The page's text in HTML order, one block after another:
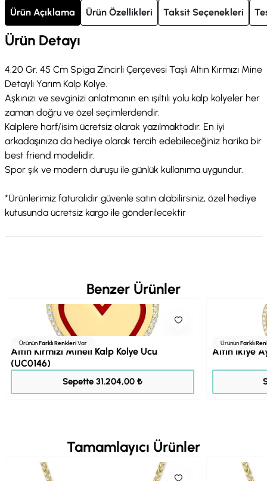
Ürün Açıklama Ürün Özellikleri Taksit Seçenekleri
Ürün Detayı
4.20 Gr. 45 Cm Spiga Zincirli Çerçevesi Taşlı Altın Kırmızı Mine
Detaylı Yarım Kalp Kolye.
Aşkınızı ve sevginizi anlatmanın en ışıltılı yolu kalp kolyeler her
zaman doğru ve özel seçimlerdendir.
Kalplere harf/isim ücretsiz olarak yazılmaktadır. En iyi
arkadaşınıza da hediye olarak tercih edebileceğiniz harika bir
best friend modelidir.
Spor şık ve modern duruşu ile günlük kullanıma uygundur.
*Ürünlerimiz faturalıdır güvenle satın alabilirsiniz, özel hediye
kutusunda ücretsiz kargo ile gönderilecektir
Benzer Ürünler
ÜrününFarklı RenkleriVar
Altın Kırmızı Mineli Kalp Kolye Ucu
(UC0146)
Sepette 31.204,00 ₺
ÜrününFarklı
Altın İkiye
Tamamlayıcı Ürünler